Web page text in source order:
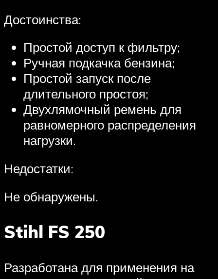
Достоинства:
Простой доступ к фильтру;
Ручная подкачка бензина;
Простой запуск после
длительного простоя;
Двухлямочный ремень для
равномерного распределения
нагрузки.
Недостатки:
Не обнаружены.
Stihl FS 250
Разработана для применения на